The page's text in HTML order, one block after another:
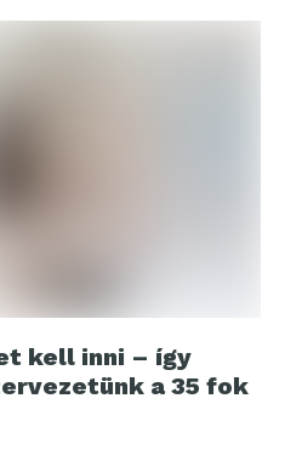
kell inni – így
a 35 fok